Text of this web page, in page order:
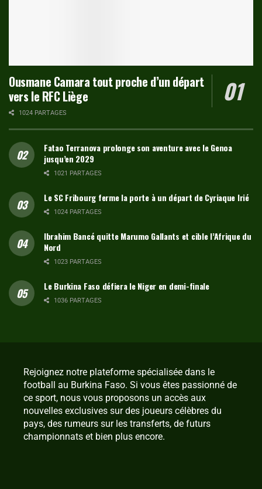
Ousmane Camara tout proche d’un départ
vers le RFC Liège
1024 PARTAGES
Fatao Terranova prolonge son aventure avec le Genoa
jusqu’en 2029
1021 PARTAGES
Le SC Fribourg ferme la porte à un départ de Cyriaque Irié
1024 PARTAGES
Ibrahim Bancé quitte Marumo Gallants et cible l’Afrique du
Nord
1023 PARTAGES
Le Burkina Faso défiera le Niger en demi-finale
1036 PARTAGES
Rejoignez notre plateforme spécialisée dans le
football au Burkina Faso. Si vous êtes passionné de
ce sport, nous vous proposons un accès aux
nouvelles exclusives sur des joueurs célèbres du
pays, des rumeurs sur les transferts, de futurs
championnats et bien plus encore.